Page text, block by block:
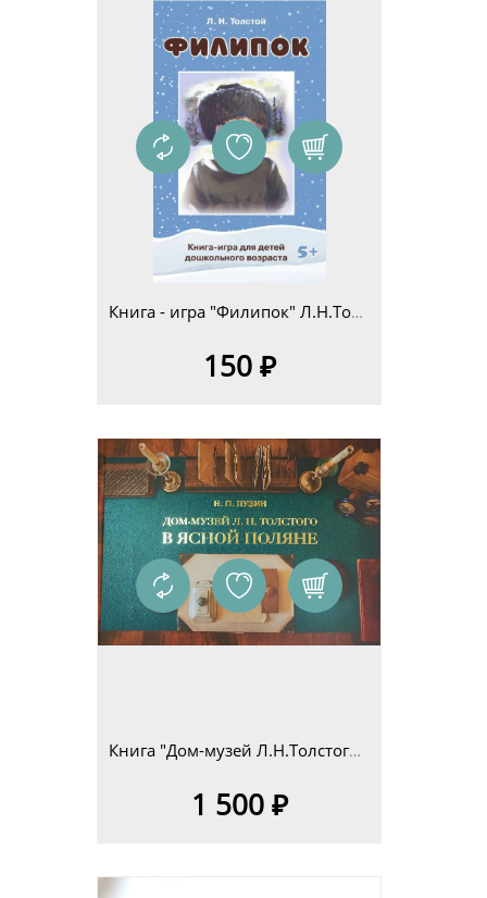
Книга - игра "Филипок" Л.Н.Толстой для детей дошкольного возраста 5+
150 ₽
Книга "Дом-музей Л.Н.Толстого в Ясной Поляне. Очерк-путеводитель" Н.П.Пузин
1 500 ₽